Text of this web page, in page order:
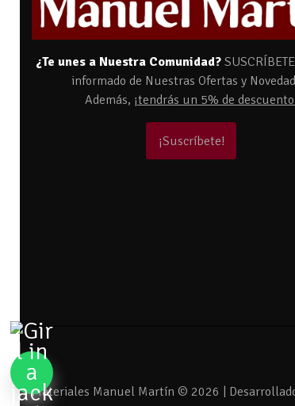
¿Te unes a Nuestra Comunidad?
informado de Nuestras Ofertas y
Además, ¡tendrás un 5% de
¡Suscríbete!
Materiales Manuel Martín © 2026 |